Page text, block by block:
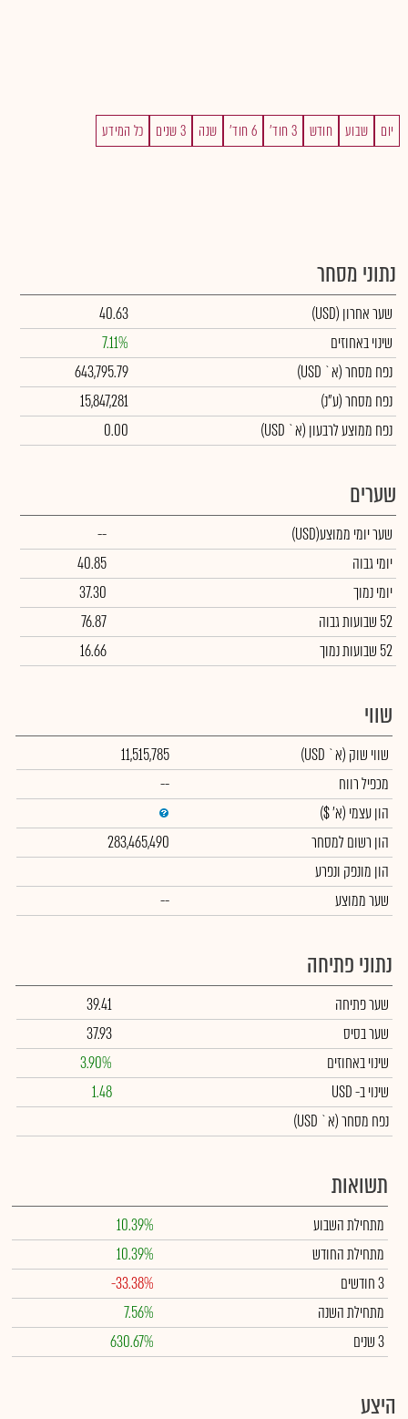
יום שבוע חודש 3 חוד' 6 חוד' שנה 3 שנים כל המידע
נתוני מסחר
שער אחרון (USD)
40.63
שינוי באחוזים
7.11%
נפח מסחר(א` USD)
643,795.79
נפח מסחר(ע"נ)
15,847,281
נפח ממוצע לרבעון (א` USD)
0.00
שערים
שער יומי ממוצע(USD)
--
יומי גבוה
40.85
יומי נמוך
37.30
52 שבועות גבוה
76.87
52 שבועות נמוך
16.66
שווי
שווי שוק (א` USD)
11,515,785
מכפיל רווח
--
הון עצמי (א' $)
הון רשום למסחר
283,465,490
הון מונפק ונפרע
שער ממוצע
--
נתוני פתיחה
שער פתיחה
39.41
שער בסיס
37.93
שינוי באחוזים
3.90%
שינויב- USD
1.48
נפח מסחר(א` USD)
תשואות
מתחילת השבוע
10.39%
מתחילת החודש
10.39%
3 חודשים
-33.38%
מתחילת השנה
7.56%
3 שנים
630.67%
היצע